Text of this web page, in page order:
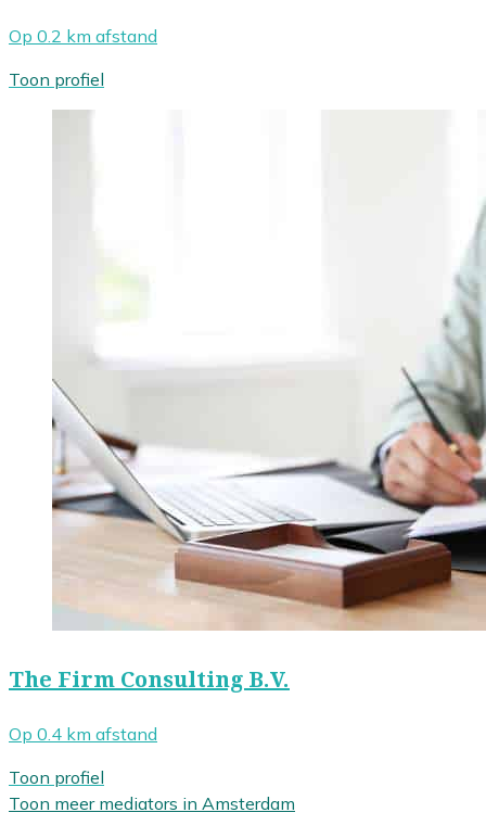
Op 0.2 km afstand
Toon profiel
The Firm Consulting B.V.
Op 0.4 km afstand
Toon profiel
Toon meer mediators in Amsterdam